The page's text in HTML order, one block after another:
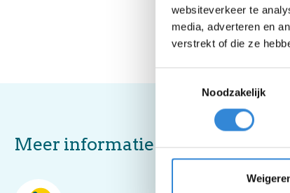
websiteverkeer te
media, adverteren en
verstrekt of die ze
Noodzakelijk
Meer informatie